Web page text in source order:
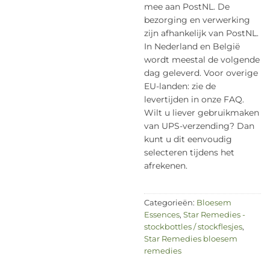
mee aan PostNL. De
bezorging en verwerking
zijn afhankelijk van PostNL.
In Nederland en België
wordt meestal de volgende
dag geleverd. Voor overige
EU-landen: zie de
levertijden in onze FAQ.
Wilt u liever gebruikmaken
van UPS-verzending? Dan
kunt u dit eenvoudig
selecteren tijdens het
afrekenen.
Categorieën: Bloesem
Essences, Star Remedies -
stockbottles / stockflesjes,
Star Remedies bloesem
remedies